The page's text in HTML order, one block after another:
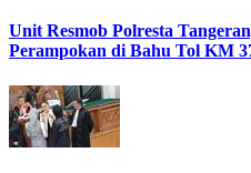
Unit Resmob Polresta
Perampokan di Bahu Tol KM